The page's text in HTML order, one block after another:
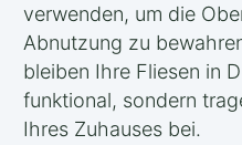
verwenden, um die
Abnutzung zu
bleiben Ihre Fliesen in
funktional, sondern
Ihres Zuhauses bei.